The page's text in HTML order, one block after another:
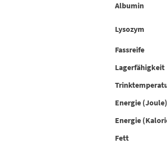
Albumin
Lysozym
Fassreife
Lagerfähigkeit
Energie (Joule)
Energie
Fett